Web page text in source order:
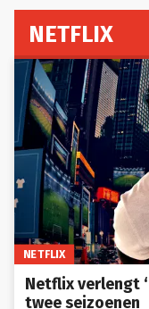
NETFLIX
NETFLIX
Netflix verlengt
twee seizoenen